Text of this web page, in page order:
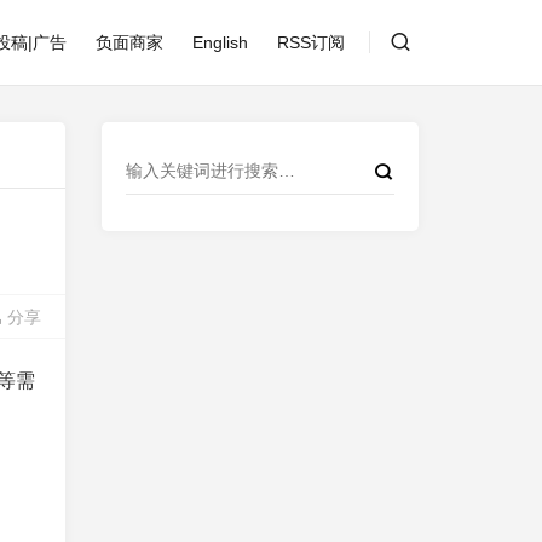
稿|广告 负面商家 English RSS订阅
分享
需